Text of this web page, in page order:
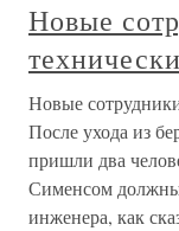
Новые
Новые
После ухода из
пришли два
Сименсом должны
инженера, как